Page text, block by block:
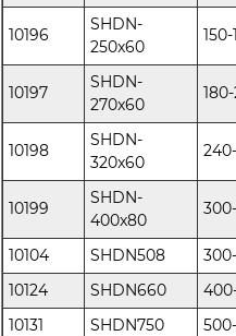
10196
SHDN-
250x60
10197
SHDN-
270x60
10198
SHDN-
320x60
10199
SHDN-
400x80
10104 SHDN508
10124 SHDN660
10131
SHDN750